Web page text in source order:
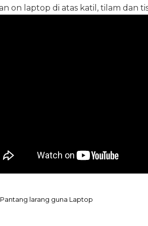
on laptop di atas katil, tilam dan
larang guna Laptop